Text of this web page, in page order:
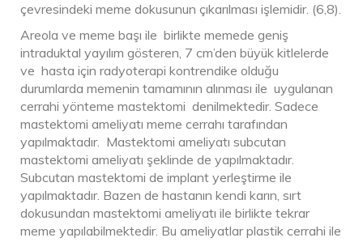
çevresindeki meme dokusunun çıkarılması işlemidir. (6,8).
Areola ve meme başı ile birlikte memede geniş
intraduktal yayılım gösteren, 7 cm’den büyük kitlelerde
ve hasta için radyoterapi kontrendike olduğu
durumlarda memenin tamamının alınması ile uygulanan
cerrahi yönteme mastektomi denilmektedir. Sadece
mastektomi ameliyatı meme cerrahı tarafından
yapılmaktadır. Mastektomi ameliyatı subcutan
mastektomi ameliyatı şeklinde de yapılmaktadır.
Subcutan mastektomi de implant yerleştirme ile
yapılmaktadır. Bazen de hastanın kendi karın, sırt
dokusundan mastektomi ameliyatı ile birlikte tekrar
meme yapılabilmektedir. Bu ameliyatlar plastik cerrahi ile